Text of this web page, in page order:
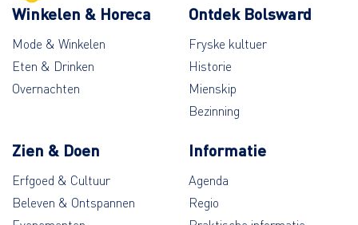
Winkelen & Horeca
Mode & Winkelen
Eten & Drinken
Overnachten
Ontdek Bolsward
Fryske kultuer
Historie
Mienskip
Bezinning
Zien & Doen
Erfgoed & Cultuur
Beleven & Ontspannen
Informatie
Agenda
Regio